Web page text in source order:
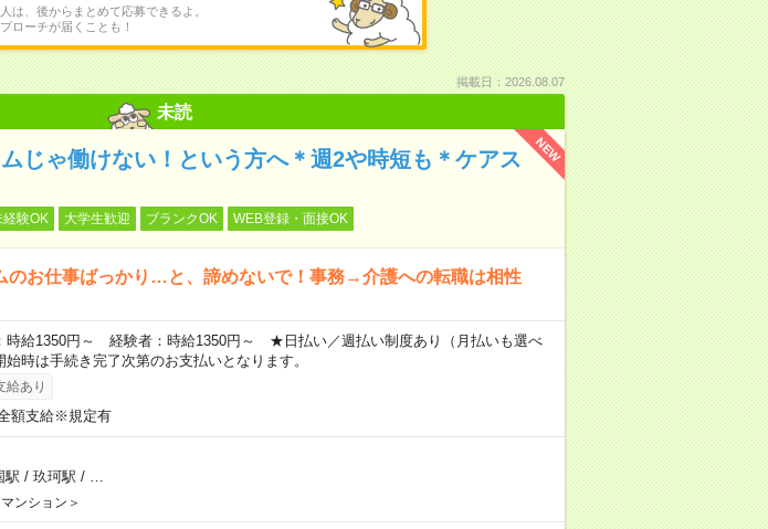
は、後からまとめて応募できるよ。
ローチが届くことも！
掲載日：2026.08.07
未読
NEW
ムじゃ働けない！という方へ＊週2や時短も＊ケアス
験OK 大学生歓迎 ブランクOK WEB登録・面接OK
のお仕事ばっかり…と、諦めないで！事務→介護への転職は相性
時給1350円～ 経験者：時給1350円～ ★日払い／週払い制度あり（月払いも選べ
時は手続き完了次第のお支払いとなります。
給あり
額支給※規定有
駅 / 玖珂駅 /
ンション＞